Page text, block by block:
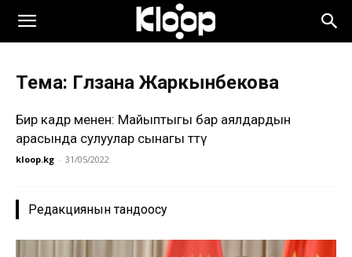
Тема: Гүлзана Жаркынбекова
Бир кадр менен: Майыптыгы бар аялдардын
арасында сулуулар сынагы өттү
kloop.kg - 31/05/2022
Редакциянын тандоосу